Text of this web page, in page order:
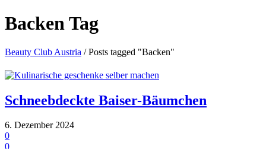
Backen Tag
Beauty Club Austria /Posts tagged "Backen"
Schneebdeckte Baiser-Bäumchen
6. Dezember 2024
0
0